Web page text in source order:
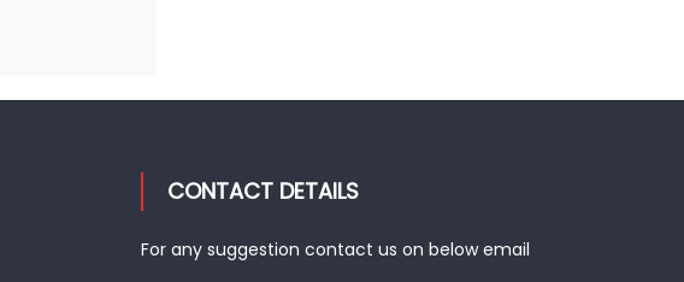
CONTACT DETAILS
For any suggestion contact us on below email